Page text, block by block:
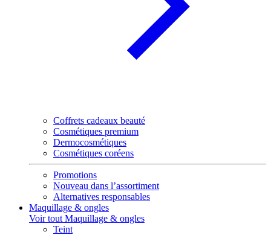
Coffrets cadeaux beauté
Cosmétiques premium
Dermocosmétiques
Cosmétiques coréens
Promotions
Nouveau dans l’assortiment
Alternatives responsables
Maquillage & ongles
Voir tout Maquillage & ongles
Teint